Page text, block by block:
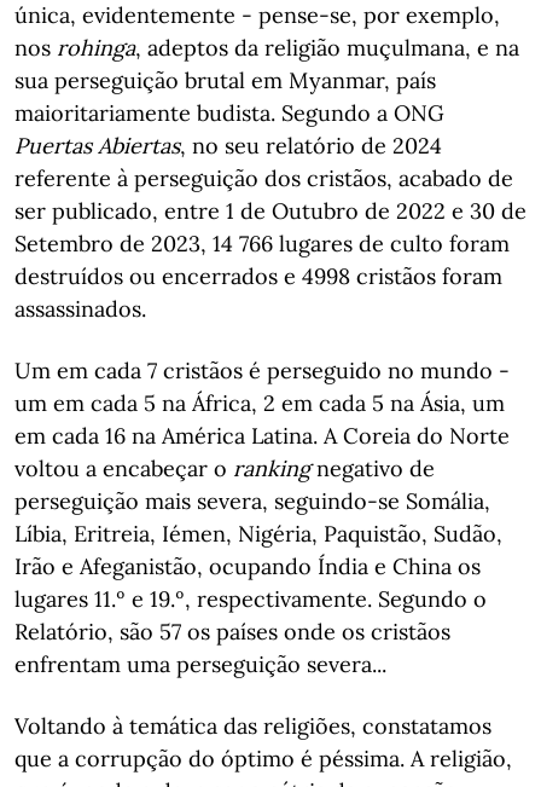
única, evidentemente - pense-se, por exemplo,
nos rohinga, adeptos da religião muçulmana, e na
sua perseguição brutal em Myanmar, país
maioritariamente budista. Segundo a ONG
Puertas Abiertas, no seu relatório de 2024
referente à perseguição dos cristãos, acabado de
ser publicado, entre 1 de Outubro de 2022 e 30 de
Setembro de 2023, 14 766 lugares de culto foram
destruídos ou encerrados e 4998 cristãos foram
assassinados.
Um em cada 7 cristãos é perseguido no mundo -
um em cada 5 na África, 2 em cada 5 na Ásia, um
em cada 16 na América Latina. A Coreia do Norte
voltou a encabeçar o rankingnegativo de
perseguição mais severa, seguindo-se Somália,
Líbia, Eritreia, Iémen, Nigéria, Paquistão, Sudão,
Irão e Afeganistão, ocupando Índia e China os
lugares 11.º e 19.º, respectivamente. Segundo o
Relatório, são 57 os países onde os cristãos
enfrentam uma perseguição severa...
Voltando à temática das religiões, constatamos
que a corrupção do óptimo é péssima. A religião,